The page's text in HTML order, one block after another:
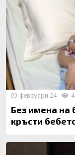
Без имена на
кръсти
февруари 24